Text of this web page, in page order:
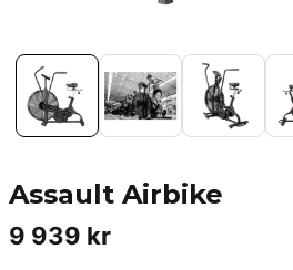
Assault Airbike
9 939 kr